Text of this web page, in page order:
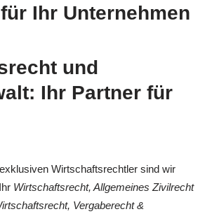
Ihr Unternehmen
und
Ihr Partner für
Wirtschaftsrechtler sind wir
Wirtschaftsrecht, Allgemeines Zivilrecht
Vergaberecht &